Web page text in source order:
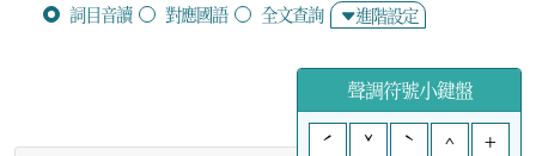
詞目音讀 對應國語 全文查詢 進階設定
聲調符號小鍵盤
ˊ
ˇ ˋ ^ +